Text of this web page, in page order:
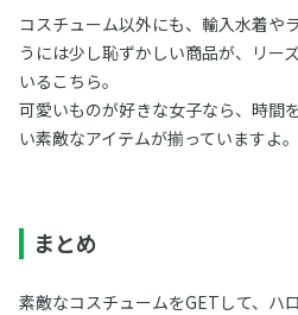
コスチューム以外にも、輸入水着や
うには少し恥ずかしい商品が、リー
いるこちら。
可愛いものが好きな女子なら、時間
い素敵なアイテムが揃っていますよ。
まとめ
素敵なコスチュームをGETして、ハ